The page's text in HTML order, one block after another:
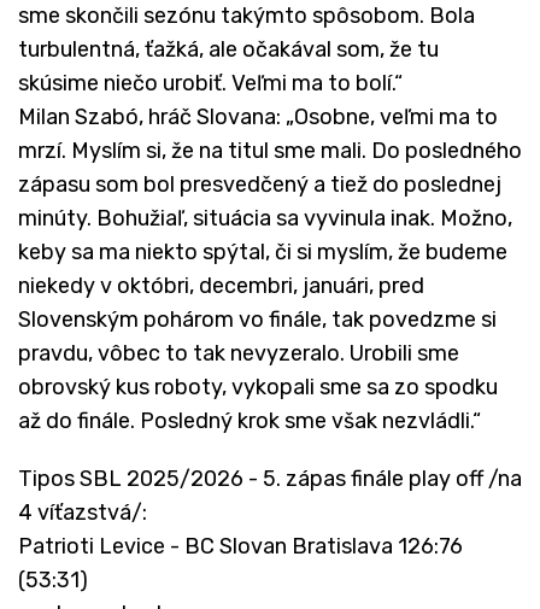
sme skončili sezónu takýmto spôsobom. Bola
turbulentná, ťažká, ale očakával som, že tu
skúsime niečo urobiť. Veľmi ma to bolí.“
Milan Szabó, hráč Slovana: „Osobne, veľmi ma to
mrzí. Myslím si, že na titul sme mali. Do posledného
zápasu som bol presvedčený a tiež do poslednej
minúty. Bohužiaľ, situácia sa vyvinula inak. Možno,
keby sa ma niekto spýtal, či si myslím, že budeme
niekedy v októbri, decembri, januári, pred
Slovenským pohárom vo finále, tak povedzme si
pravdu, vôbec to tak nevyzeralo. Urobili sme
obrovský kus roboty, vykopali sme sa zo spodku
až do finále. Posledný krok sme však nezvládli.“
Tipos SBL 2025/2026 - 5. zápas finále play off /na
4 víťazstvá/:
Patrioti Levice - BC Slovan Bratislava 126:76
(53:31)